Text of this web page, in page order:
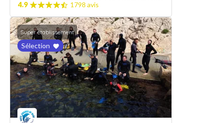
4.9
1798 avis
Super établissement
Sélection